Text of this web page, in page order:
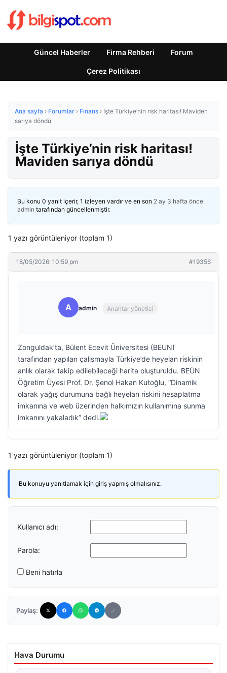
Güncel Haberler Firma Rehberi Forum
Çerez Politikası
Ana sayfa › Forumlar › Finans › İşte Türkiye’nin risk haritası! Maviden
sarıya döndü
İşte Türkiye’nin risk haritası!
Maviden sarıya döndü
Bu konu 0 yanıt içerir, 1 izleyen vardır ve en son 2 ay 3 hafta önce
admin tarafından güncellenmiştir.
1 yazı görüntüleniyor (toplam 1)
18/05/2026: 10:59 pm #19356
A admin Anahtar yönetici
Zonguldak’ta, Bülent Ecevit Üniversitesi (BEUN)
tarafından yapılan çalışmayla Türkiye’de heyelan riskinin
anlık olarak takip edilebileceği harita oluşturuldu. BEÜN
Öğretim Üyesi Prof. Dr. Şenol Hakan Kutoğlu, “Dinamik
olarak yağış durumuna bağlı heyelan riskini hesaplatma
imkanına ve web üzerinden halkımızın kullanımına sunma
imkanını yakaladık” dedi.
1 yazı görüntüleniyor (toplam 1)
Bu konuyu yanıtlamak için giriş yapmış olmalısınız.
Kullanıcı adı:
Parola:
Beni hatırla
Paylaş:
Hava Durumu